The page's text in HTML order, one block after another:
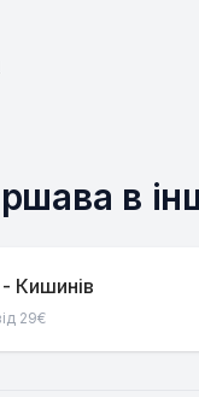
в
Кишинів
29€